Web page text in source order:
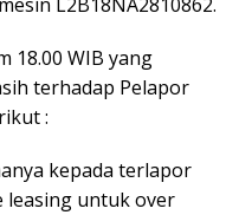
18.00 WIB yang
terhadap Pelapor
:
kepada terlapor
leasing untuk over